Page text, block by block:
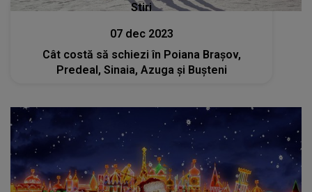
Stiri
07 dec 2023
Cât costă să schiezi în Poiana Brașov,
Predeal, Sinaia, Azuga și Bușteni